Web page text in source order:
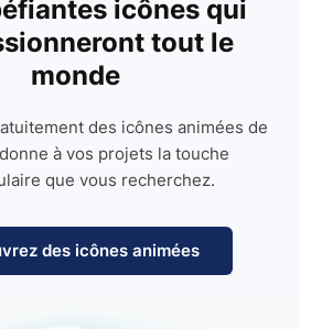
icônes qui
tout le
monde
des icônes animées de
à vos projets la touche
que vous recherchez.
des icônes animées